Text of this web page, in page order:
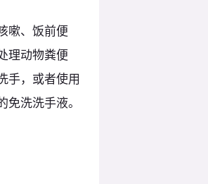
嗽、饭前便
理动物粪便
手，或者使用
免洗洗手液。